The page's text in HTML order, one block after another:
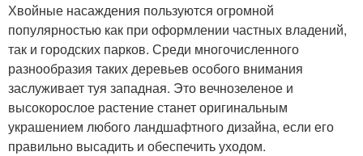
Хвойные насаждения пользуются огромной
популярностью как при оформлении частных владений,
так и городских парков. Среди многочисленного
разнообразия таких деревьев особого внимания
заслуживает туя западная. Это вечнозеленое и
высокорослое растение станет оригинальным
украшением любого ландшафтного дизайна, если его
правильно высадить и обеспечить уходом.